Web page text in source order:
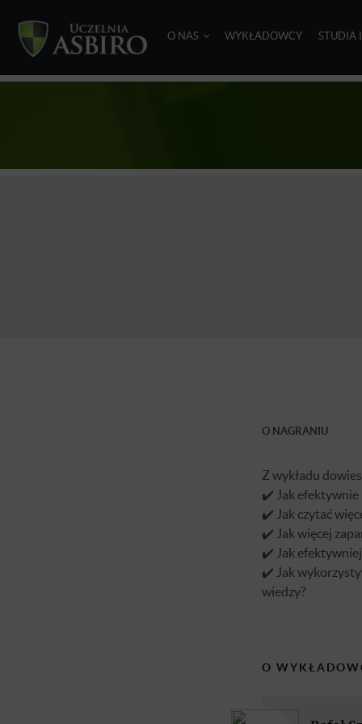
O NAS WYKŁADOWCY STUDIA
O NAGRANIU
Z wykładu
✔️ Jak efektywnie
✔️ Jak czytać
✔️ Jak więcej
✔️ Jak efektywniej
✔️ Jak
wiedzy?
O